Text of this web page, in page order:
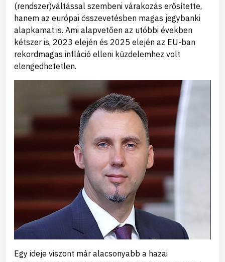
(rendszer)váltással szembeni várakozás erősítette,
hanem az európai összevetésben magas jegybanki
alapkamat is. Ami alapvetően az utóbbi években
kétszer is, 2023 elején és 2025 elején az EU-ban
rekordmagas infláció elleni küzdelemhez volt
elengedhetetlen.
Egy ideje viszont már alacsonyabb a hazai